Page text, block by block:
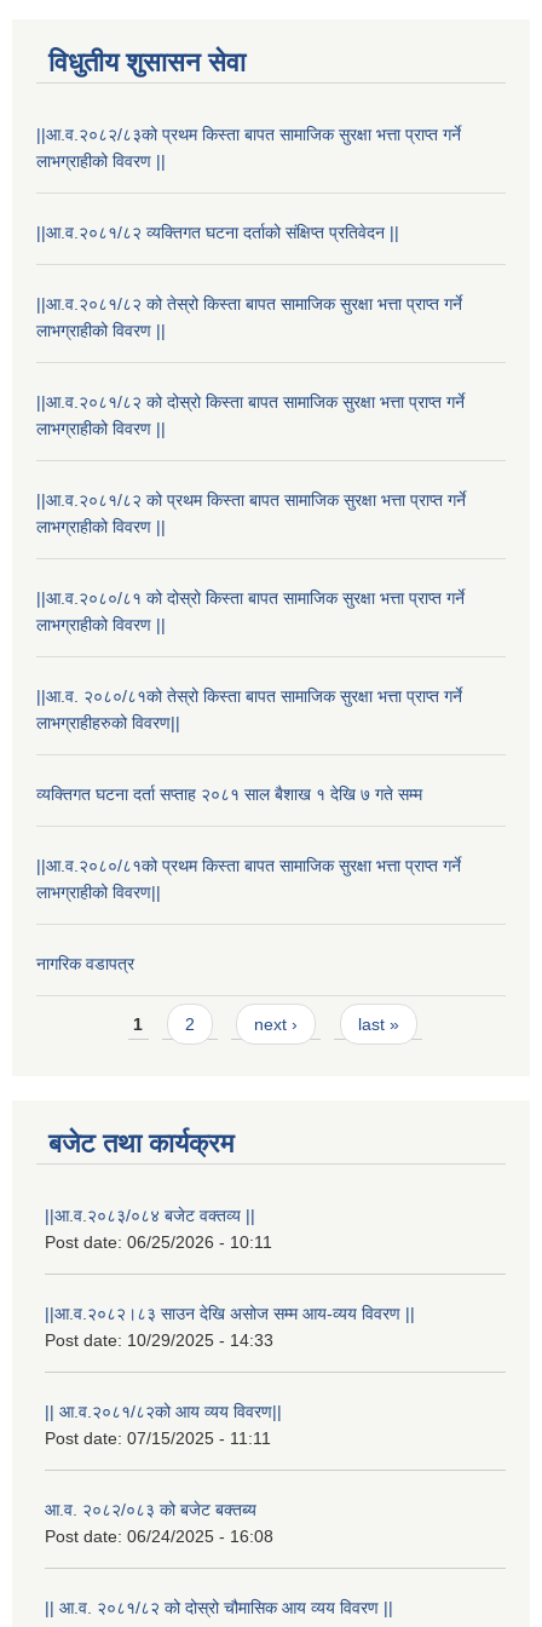
विधुतीय शुसासन सेवा
||आ.व.२०८२/८३को प्रथम किस्ता बापत सामाजिक सुरक्षा भत्ता प्राप्त गर्ने
लाभग्राहीको विवरण ||
||आ.व.२०८१/८२ व्यक्तिगत घटना दर्ताको संक्षिप्त प्रतिवेदन ||
||आ.व.२०८१/८२ को तेस्रो किस्ता बापत सामाजिक सुरक्षा भत्ता प्राप्त गर्ने
लाभग्राहीको विवरण ||
||आ.व.२०८१/८२ को दोस्रो किस्ता बापत सामाजिक सुरक्षा भत्ता प्राप्त गर्ने
लाभग्राहीको विवरण ||
||आ.व.२०८१/८२ को प्रथम किस्ता बापत सामाजिक सुरक्षा भत्ता प्राप्त गर्ने
लाभग्राहीको विवरण ||
||आ.व.२०८०/८१ को दोस्रो किस्ता बापत सामाजिक सुरक्षा भत्ता प्राप्त गर्ने
लाभग्राहीको विवरण ||
||आ.व. २०८०/८१को तेस्रो किस्ता बापत सामाजिक सुरक्षा भत्ता प्राप्त गर्ने
लाभग्राहीहरुको विवरण||
व्यक्तिगत घटना दर्ता सप्ताह २०८१ साल बैशाख १ देखि ७ गते सम्म
||आ.व.२०८०/८१को प्रथम किस्ता बापत सामाजिक सुरक्षा भत्ता प्राप्त गर्ने
लाभग्राहीको विवरण||
नागरिक वडापत्र
Pages1 2 next › last »
बजेट तथा कार्यक्रम
||आ.व.२०८३/०८४ बजेट वक्तव्य ||
Post date: 06/25/2026 - 10:11
||आ.व.२०८२।८३ साउन देखि असोज सम्म आय-व्यय विवरण ||
Post date: 10/29/2025 - 14:33
|| आ.व.२०८१/८२को आय व्यय विवरण||
Post date: 07/15/2025 - 11:11
आ.व. २०८२/०८३ को बजेट बक्तब्य
Post date: 06/24/2025 - 16:08
|| आ.व. २०८१/८२ को दोस्रो चौमासिक आय व्यय विवरण ||